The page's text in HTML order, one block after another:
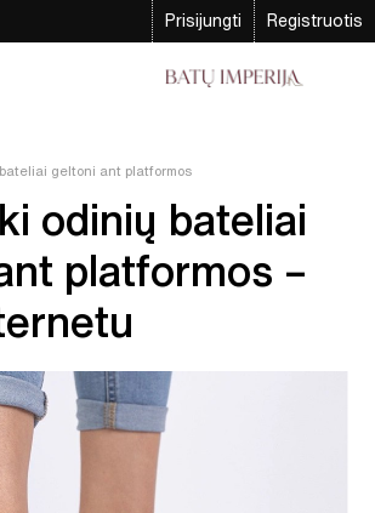
Prisijungti Registruotis
geltoni ant platformos
odinių bateliai
platformos –